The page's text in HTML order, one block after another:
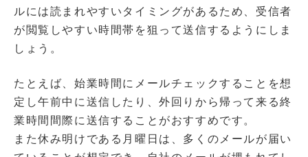
ルには読まれやすいタイミングがあるため、受信者
が閲覧しやすい時間帯を狙って送信するようにしま
しょう。
たとえば、始業時間にメールチェックすることを想
定し午前中に送信したり、外回りから帰って来る終
業時間間際に送信することがおすすめです。
また休み明けである月曜日は、多くのメールが届い